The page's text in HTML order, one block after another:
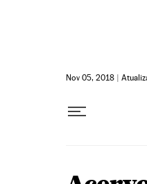
Nov 05, 2018 |